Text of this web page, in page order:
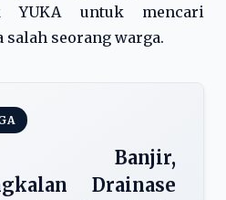
YUKA untuk mencari
salah seorang warga.
Banjir,
Drainase